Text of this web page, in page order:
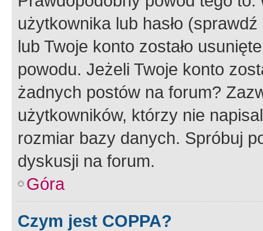
użytkownika lub hasło
lub Twoje konto zostało
powodu. Jeżeli Twoje konto
żadnych postów na forum?
użytkowników, którzy nie
rozmiar bazy danych. Spróbuj
dyskusji na forum.
Góra
Czym jest COPPA?